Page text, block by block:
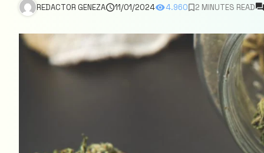
REDACTOR GENEZA 11/01/2024 4.960 2 MINUTES READ